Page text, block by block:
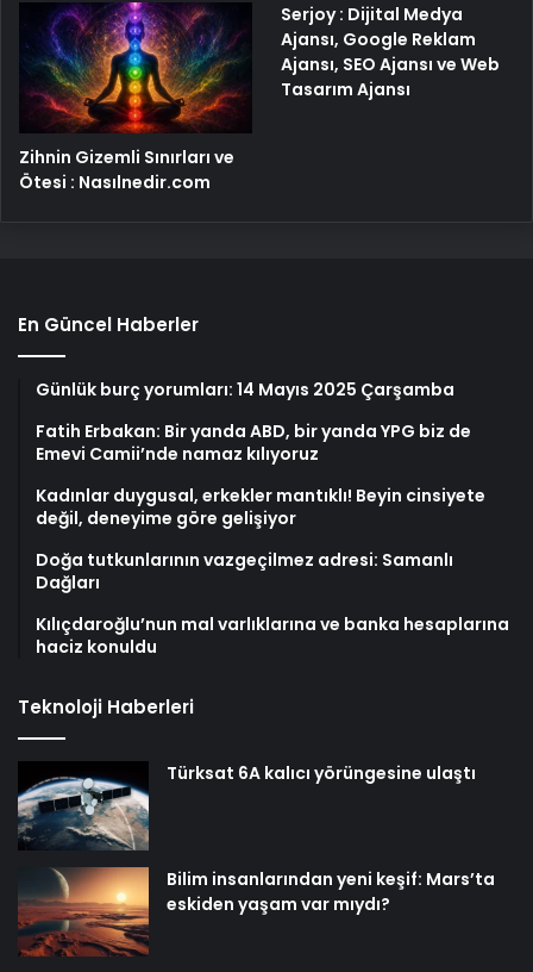
Zihnin Gizemli Sınırları ve
Ötesi : Nasılnedir.com
Serjoy : Dijital Medya
Ajansı, Google Reklam
Ajansı, SEO Ajansı ve Web
Tasarım Ajansı
En Güncel Haberler
Günlük burç yorumları: 14 Mayıs 2025 Çarşamba
Fatih Erbakan: Bir yanda ABD, bir yanda YPG biz de
Emevi Camii’nde namaz kılıyoruz
Kadınlar duygusal, erkekler mantıklı! Beyin cinsiyete
değil, deneyime göre gelişiyor
Doğa tutkunlarının vazgeçilmez adresi: Samanlı
Dağları
Kılıçdaroğlu’nun mal varlıklarına ve banka hesaplarına
haciz konuldu
Teknoloji Haberleri
Türksat 6A kalıcı yörüngesine ulaştı
Bilim insanlarından yeni keşif: Mars’ta
eskiden yaşam var mıydı?